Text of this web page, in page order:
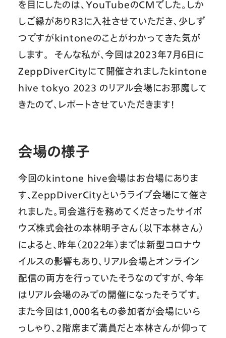
を目にしたのは、YouTubeのCMでした。しか
しご縁がありR3に入社させていただき、少しず
つですがkintoneのことがわかってきた気が
します。 そんな私が、今回は2023年7月6日に
ZeppDiverCityにて開催されましたkintone
hive tokyo 2023 のリアル会場にお邪魔して
きたので、レポートさせていただきます！
会場の様子
今回のkintone hive会場はお台場にありま
す、ZeppDiverCityというライブ会場にて催さ
れました。司会進行を務めてくださったサイボ
ウズ株式会社の本林明子さん（以下本林さん）
によると、昨年（2022年）までは新型コロナウ
イルスの影響もあり、リアル会場とオンライン
配信の両方を行っていたそうなのですが、今年
はリアル会場のみでの開催になったそうです。
また今回は1,000名もの参加者が会場にいら
っしゃり、2階席まで満員だと本林さんが仰って